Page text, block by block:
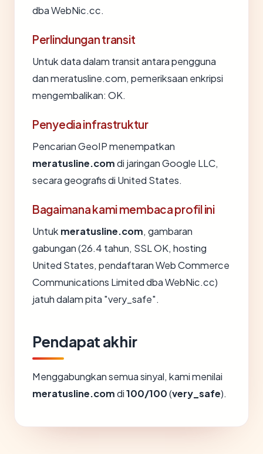
dba WebNic.cc.
Perlindungan transit
Untuk data dalam transit antara pengguna
dan meratusline.com, pemeriksaan enkripsi
mengembalikan: OK.
Penyedia infrastruktur
Pencarian GeoIP menempatkan
meratusline.comdi jaringan Google LLC,
secara geografis di United States.
Bagaimana kami membaca profil ini
Untuk meratusline.com, gambaran
gabungan (26.4 tahun, SSL OK, hosting
United States, pendaftaran Web Commerce
Communications Limited dba WebNic.cc)
jatuh dalam pita "very_safe".
Pendapat akhir
Menggabungkan semua sinyal, kami menilai
meratusline.comdi100/100(very_safe).